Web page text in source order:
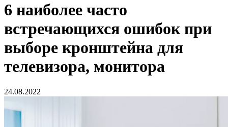
6 наиболее часто
встречающихся ошибок при
выборе кронштейна для
телевизора, монитора
24.08.2022